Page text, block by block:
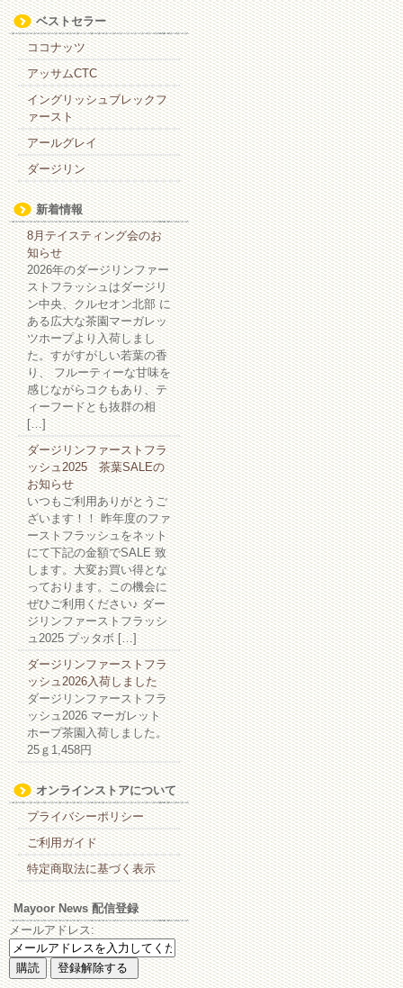
ベストセラー
ココナッツ
アッサムCTC
イングリッシュブレックフ
ァースト
アールグレイ
ダージリン
新着情報
8月テイスティング会のお
知らせ
2026年のダージリンファー
ストフラッシュはダージリ
ン中央、クルセオン北部 に
ある広大な茶園マーガレッ
ツホープより入荷しまし
た。すがすがしい若葉の香
り、 フルーティーな甘味を
感じながらコクもあり、テ
ィーフードとも抜群の相
[…]
ダージリンファーストフラ
ッシュ2025 茶葉SALEの
お知らせ
いつもご利用ありがとうご
ざいます！！ 昨年度のファ
ーストフラッシュをネット
にて下記の金額でSALE 致
します。大変お買い得とな
っております。この機会に
ぜひご利用ください♪ ダー
ジリンファーストフラッシ
ュ2025 プッタボ […]
ダージリンファーストフラ
ッシュ2026入荷しました
ダージリンファーストフラ
ッシュ2026 マーガレット
ホープ茶園入荷しました。
25ｇ1,458円
オンラインストアについて
プライバシーポリシー
ご利用ガイド
特定商取法に基づく表示
Mayoor News 配信登録
メールアドレス: